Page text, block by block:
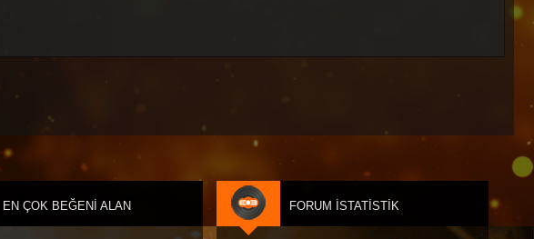
EN ÇOK BEĞENI ALAN FORUM İSTATISTIK